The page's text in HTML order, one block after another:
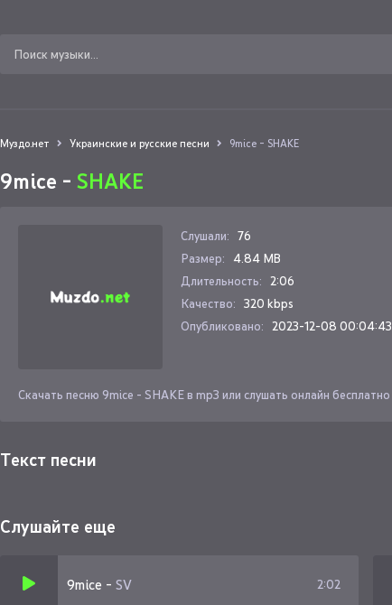
Муздо.нет Украинские и русские песни 9mice - SHAKE
9mice - SHAKE
Слушали: 76
Размер:
4.84 MB
Длительность: 2:06
Качество: 320 kbps
Опубликовано: 2023-12-08 00:04:43
Скачать песню 9mice - SHAKE в mp3 или слушать онлайн бесплатно
Текст песни
Слушайте еще
9mice - SV 2:02